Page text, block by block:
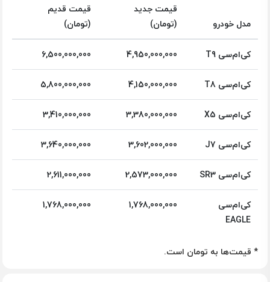
مدل خودرو
قیمت جدید
(تومان)
قیمت قدیم
(تومان)
کی‌ام‌سی T9 4,950,000,000
6,500,000,000
کی‌ام‌سی T8
4,150,000,000
5,800,000,000
کی‌ام‌سی X5
3,380,000,000
3,410,000,000
کی‌ام‌سی J7
3,602,000,000
3,640,000,000
کی‌ام‌سی SR3
2,573,000,000
2,611,000,000
کی‌ام‌سی
EAGLE
1,768,000,000
1,768,000,000
* قیمت‌ها به تومان است.